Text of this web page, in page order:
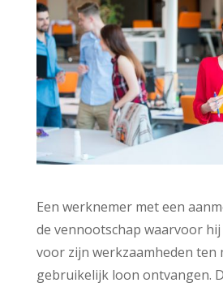
Een werknemer met een
de vennootschap waarvoor
voor zijn werkzaamheden ten
gebruikelijk loon ontvangen.